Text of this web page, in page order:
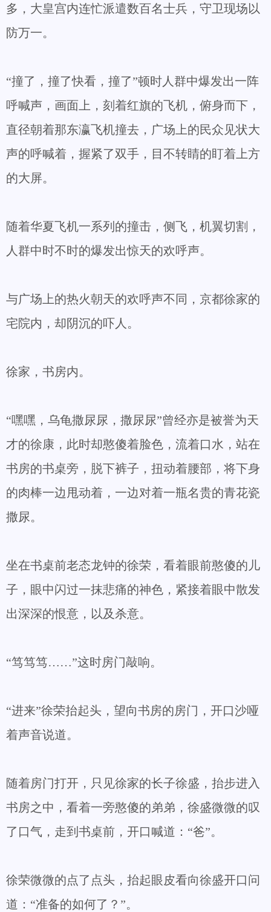
多，大皇宫内连忙派遣数百名士兵，守卫现场以
防万一。
“撞了，撞了快看，撞了”顿时人群中爆发出一阵
呼喊声，画面上，刻着红旗的飞机，俯身而下，
直径朝着那东瀛飞机撞去，广场上的民众见状大
声的呼喊着，握紧了双手，目不转睛的盯着上方
的大屏。
随着华夏飞机一系列的撞击，侧飞，机翼切割，
人群中时不时的爆发出惊天的欢呼声。
与广场上的热火朝天的欢呼声不同，京都徐家的
宅院内，却阴沉的吓人。
徐家，书房内。
“嘿嘿，乌龟撒尿尿，撒尿尿”曾经亦是被誉为天
才的徐康，此时却憨傻着脸色，流着口水，站在
书房的书桌旁，脱下裤子，扭动着腰部，将下身
的肉棒一边甩动着，一边对着一瓶名贵的青花瓷
撒尿。
坐在书桌前老态龙钟的徐荣，看着眼前憨傻的儿
子，眼中闪过一抹悲痛的神色，紧接着眼中散发
出深深的恨意，以及杀意。
“笃笃笃……”这时房门敲响。
“进来”徐荣抬起头，望向书房的房门，开口沙哑
着声音说道。
随着房门打开，只见徐家的长子徐盛，抬步进入
书房之中，看着一旁憨傻的弟弟，徐盛微微的叹
了口气，走到书桌前，开口喊道：“爸”。
徐荣微微的点了点头，抬起眼皮看向徐盛开口问
道：“准备的如何了？”。